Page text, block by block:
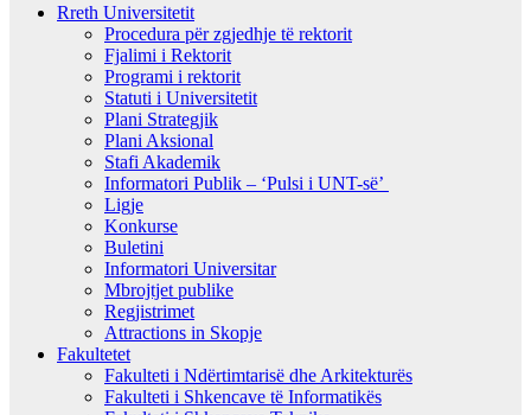
Rreth Universitetit
Procedura për zgjedhje të rektorit
Fjalimi i Rektorit
Programi i rektorit
Statuti i Universitetit
Plani Strategjik
Plani Aksional
Stafi Akademik
Informatori Publik – ‘Pulsi i UNT-së’
Ligje
Konkurse
Buletini
Informatori Universitar
Mbrojtjet publike
Regjistrimet
Attractions in Skopje
Fakultetet
Fakulteti i Ndërtimtarisë dhe Arkitekturës
Fakulteti i Shkencave të Informatikës